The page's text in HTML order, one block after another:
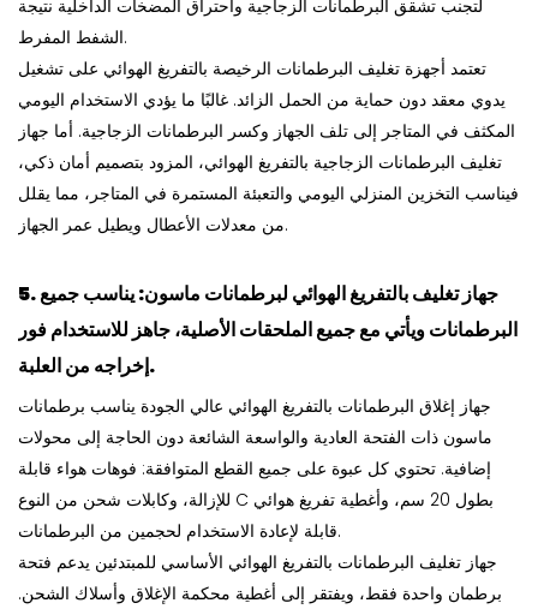
لتجنب تشقق البرطمانات الزجاجية واحتراق المضخات الداخلية نتيجة
الشفط المفرط.
تعتمد أجهزة تغليف البرطمانات الرخيصة بالتفريغ الهوائي على تشغيل
يدوي معقد دون حماية من الحمل الزائد. غالبًا ما يؤدي الاستخدام اليومي
المكثف في المتاجر إلى تلف الجهاز وكسر البرطمانات الزجاجية. أما جهاز
تغليف البرطمانات الزجاجية بالتفريغ الهوائي، المزود بتصميم أمان ذكي،
فيناسب التخزين المنزلي اليومي والتعبئة المستمرة في المتاجر، مما يقلل
من معدلات الأعطال ويطيل عمر الجهاز.
5. جهاز تغليف بالتفريغ الهوائي لبرطمانات ماسون: يناسب جميع
البرطمانات ويأتي مع جميع الملحقات الأصلية، جاهز للاستخدام فور
إخراجه من العلبة.
جهاز إغلاق البرطمانات بالتفريغ الهوائي عالي الجودة يناسب برطمانات
ماسون ذات الفتحة العادية والواسعة الشائعة دون الحاجة إلى محولات
إضافية. تحتوي كل عبوة على جميع القطع المتوافقة: فوهات هواء قابلة
للإزالة، وكابلات شحن من النوع C بطول 20 سم، وأغطية تفريغ هوائي
قابلة لإعادة الاستخدام لحجمين من البرطمانات.
جهاز تغليف البرطمانات بالتفريغ الهوائي الأساسي للمبتدئين يدعم فتحة
برطمان واحدة فقط، ويفتقر إلى أغطية محكمة الإغلاق وأسلاك الشحن.